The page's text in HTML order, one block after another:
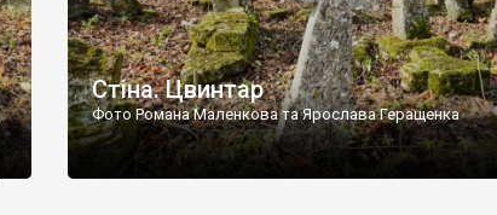
Стіна. Цвинтар
Фото Романа Маленкова та Ярослава Геращенка